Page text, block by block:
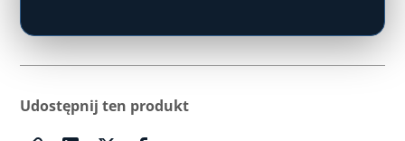
Udostępnij ten produkt